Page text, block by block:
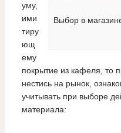
Выбор в
уму,
ими
тиру
ющ
ему
покрытие из кафеля, то
нестись на рынок,
учитывать при выборе
материала: